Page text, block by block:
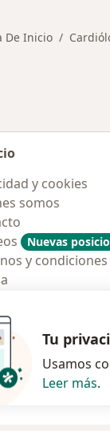
De Inicio
y cookies
somos
Nuevas
y
Tu
Usamos
Leer más.